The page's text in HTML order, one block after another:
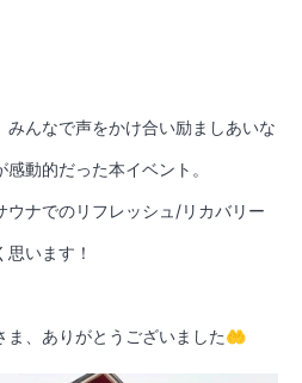
んなで声をかけ合い励ましあいな
動的だった本イベント。
ウナでのリフレッシュ/リカバリー
います！
ま、ありがとうございました🤲